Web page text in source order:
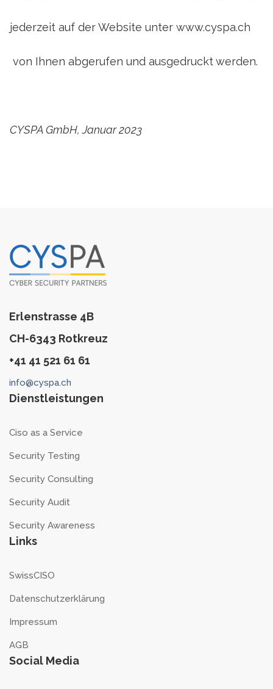
jederzeit auf der Website unter www.cyspa.ch
von Ihnen abgerufen und ausgedruckt werden.
CYSPA GmbH, Januar 2023
Erlenstrasse 4B
CH-6343 Rotkreuz
+41 41 521 61 61
info@cyspa.ch
Dienstleistungen
Ciso as a Service
Security Testing
Security Consulting
Security Audit
Security Awareness
Links
SwissCISO
Datenschutzerklärung
Impressum
AGB
Social Media